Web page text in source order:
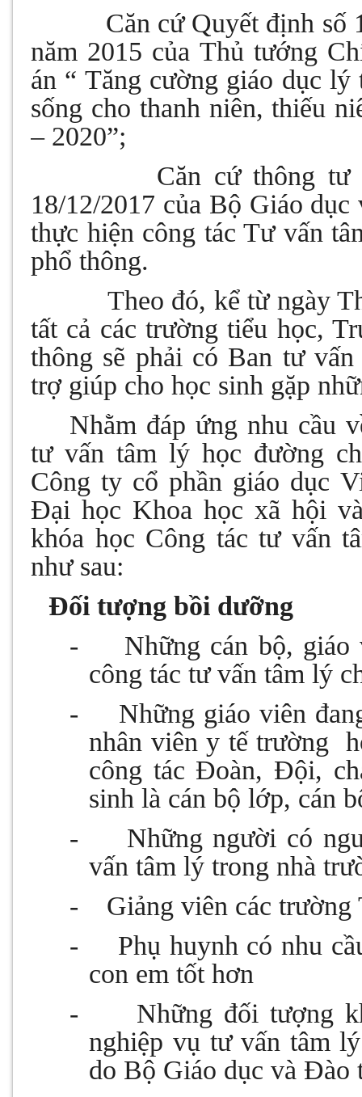
Căn cứ Quyết định
năm 2015 của Thủ tướng
án “ Tăng cường giáo dục
sống cho thanh niên, thiếu
– 2020”;
Căn cứ thông tư
18/12/2017 của Bộ Giáo
thực hiện công tác Tư vấn
phổ thông.
Theo đó, kể từ ngày
tất cả các trường tiểu học,
thông sẽ phải có Ban tư
trợ giúp cho học sinh gặp
Nhằm đáp ứng nhu cầu
tư vấn tâm lý học đường
Công ty cổ phần giáo dục
Đại học Khoa học xã hội
khóa học Công tác tư vấn
như sau:
Đối tượng bồi dưỡng
-
Những cán bộ,
công tác tư vấn tâm lý
-
Những giáo viên
nhân viên y tế trường
công tác Đoàn, Đội,
sinh là cán bộ lớp, cán
-
Những người có
vấn tâm lý trong nhà
-
Giảng viên các trường
-
Phụ huynh có nhu
con em tốt hơn
-
Những đối tượng
nghiệp vụ tư vấn tâm
do Bộ Giáo dục và Đào